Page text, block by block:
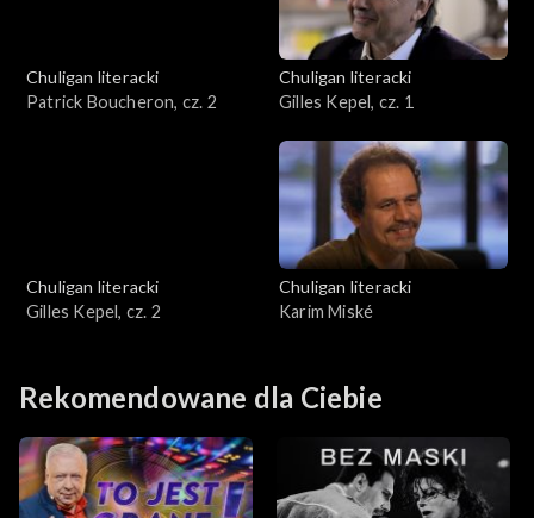
Chuligan literacki
Patrick Boucheron, cz. 2
Chuligan literacki
Gilles Kepel, cz. 1
Chuligan literacki
Gilles Kepel, cz. 2
Chuligan literacki
Karim Miské
Rekomendowane dla Ciebie